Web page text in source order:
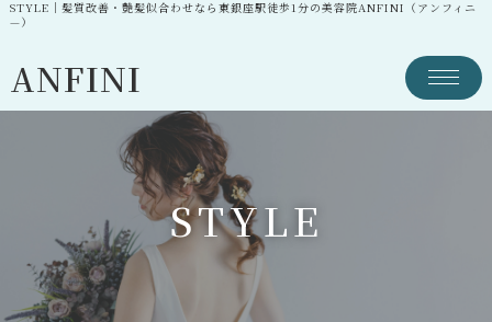
STYLE｜髪質改善・艶髪似合わせなら東銀座駅徒歩1分の美容院ANFINI（アンフィニ
—）
ANFINI
STYLE